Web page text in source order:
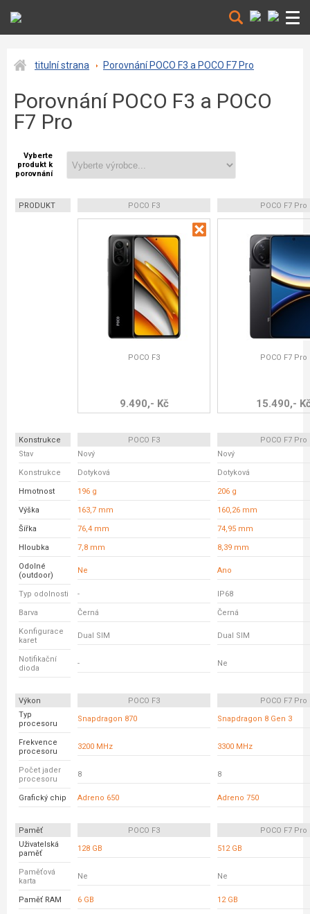
titulní strana Porovnání POCO F3 a POCO F7 Pro
Porovnání POCO F3 a POCO
F7 Pro
Vyberte
produkt k
porovnání
PRODUKT POCO F3 POCO F7 Pro
POCO F3
9.490,- Kč
POCO F7 Pro
15.490,-
Konstrukce POCO F3
POCO F7 Pro
Stav
Nový Nový
Konstrukce Dotyková Dotyková
Hmotnost 196 g 206 g
Výška 163,7 mm 160,26 mm
Šířka 76,4 mm 74,95 mm
Hloubka 7,8 mm 8,39 mm
Odolné
(outdoor)
Ne Ano
Typ odolnosti - IP68
Barva Černá Černá
Konfigurace
karet
Dual SIM Dual SIM
Notifikační
dioda
- Ne
Výkon POCO F3
POCO F7 Pro
Typ
procesoru
Snapdragon 870 Snapdragon 8 Gen 3
Frekvence
procesoru
3200 MHz 3300 MHz
Počet jader
procesoru
8 8
Grafický chip Adreno 650 Adreno 750
Paměť POCO F3
POCO F7 Pro
Uživatelská
paměť
128 GB 512 GB
Paměťová
karta
Ne Ne
Paměť RAM 6 GB 12 GB